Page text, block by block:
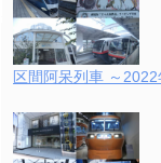
区間阿呆列車 ～2022